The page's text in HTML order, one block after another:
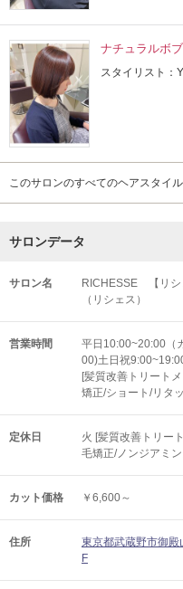
ナチュラルボ
スタイリスト：
このサロンのすべてのヘアスタイ
サロンデータ
サロン名
RICHESSE 【リシ
（リシェス）
営業時間
平日10:00~20:00（
00)土日祝
[髪質改善トリート
矯正/ショート/リタ
定休日
火 [髪質改善トリー
毛矯正/ノンジアミ
カット価格 ￥6,600～
住所
東京都武蔵野市御
F